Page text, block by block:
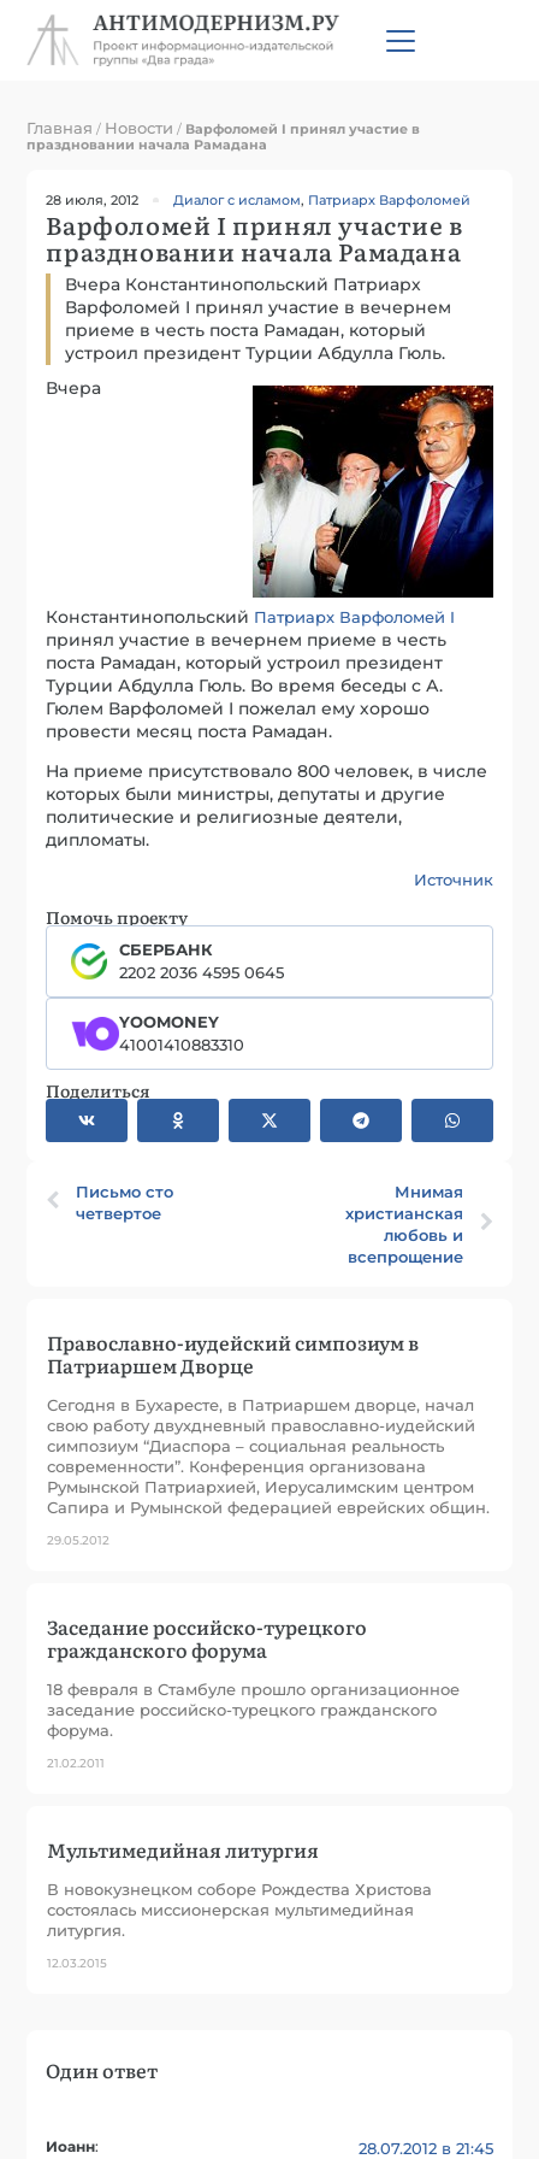
Главная / Новости / Варфоломей I принял участие в
праздновании начала Рамадана
28 июля, 2012 Диалог с исламом, Патриарх Варфоломей
Варфоломей I принял участие в
праздновании начала Рамадана
Вчера Константинопольский Патриарх
Варфоломей I принял участие в вечернем
приеме в честь поста Рамадан, который
устроил президент Турции Абдулла Гюль.
Вчера
Константинопольский Патриарх Варфоломей I
принял участие в вечернем приеме в честь
поста Рамадан, который устроил президент
Турции Абдулла Гюль. Во время беседы с А.
Гюлем Варфоломей I пожелал ему хорошо
провести месяц поста Рамадан.
На приеме присутствовало 800 человек, в числе
которых были министры, депутаты и другие
политические и религиозные деятели,
дипломаты.
Источник
Помочь проекту
СБЕРБАНК
2202 2036 4595 0645
YOOMONEY
41001410883310
Поделиться
Письмо сто
четвертое
Мнимая
христианская
любовь и
всепрощение
Православно-иудейский симпозиум в
Патриаршем Дворце
Сегодня в Бухаресте, в Патриаршем дворце, начал
свою работу двухдневный православно-иудейский
симпозиум “Диаспора – социальная реальность
современности”. Конференция организована
Румынской Патриархией, Иерусалимским центром
Сапира и Румынской федерацией еврейских общин.
29.05.2012
Заседание российско-турецкого
гражданского форума
18 февраля в Стамбуле прошло организационное
заседание российско-турецкого гражданского
форума.
21.02.2011
Мультимедийная литургия
В новокузнецком соборе Рождества Христова
состоялась миссионерская мультимедийная
литургия.
12.03.2015
Один ответ
Иоанн: 28.07.2012 в 21:45